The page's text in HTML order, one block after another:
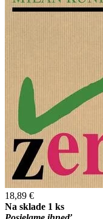
18,89 €
Na sklade 1 ks